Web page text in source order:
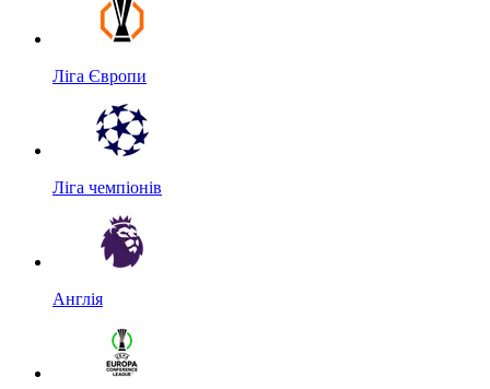
Ліга Європи
Ліга чемпіонів
Англія